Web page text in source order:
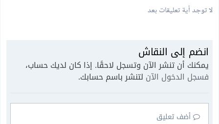
لا توجد أية تعليقات بعد
انضم إلى النقاش
يمكنك أن تنشر الآن وتسجل لاحقًا. إذا كان لديك حساب،
فسجل الدخول الآن لتنشر باسم حسابك.
أضف تعليق